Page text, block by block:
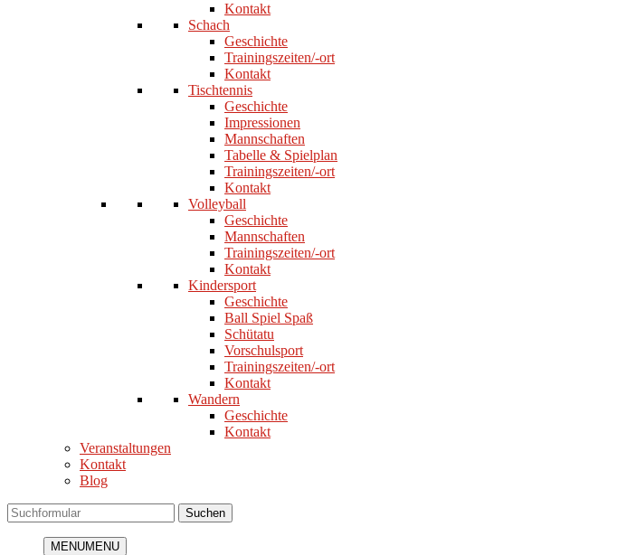
Kontakt
Schach
Geschichte
Trainingszeiten/-ort
Kontakt
Tischtennis
Geschichte
Impressionen
Mannschaften
Tabelle & Spielplan
Trainingszeiten/-ort
Kontakt
Volleyball
Geschichte
Mannschaften
Trainingszeiten/-ort
Kontakt
Kindersport
Geschichte
Ball Spiel Spaß
Schütatu
Vorschulsport
Trainingszeiten/-ort
Kontakt
Wandern
Geschichte
Kontakt
Veranstaltungen
Kontakt
Blog
Suchen
MENUMENU